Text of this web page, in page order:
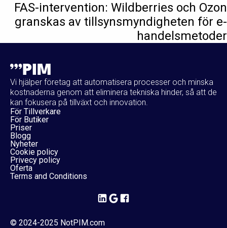
FAS-intervention: Wildberries och Ozon
granskas av tillsynsmyndigheten för e-
handelsmetoder
Vi hjälper företag att automatisera processer och minska
kostnaderna genom att eliminera tekniska hinder, så att de
kan fokusera på tillväxt och innovation.
För Tillverkare
För Butiker
Priser
Blogg
Nyheter
Cookie policy
Privecy policy
Oferta
Terms and Conditions
© 2024-2025 NotPIM.com